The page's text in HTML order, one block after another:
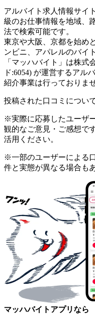
アルバイト求人情報サイ
級のお仕事情報を地域、
法で検索可能です。
東京や大阪、京都を始め
ンビニ、アパレルのバイ
「マッハバイト」は株式
ド:6054) が運営するアル
紹介事業は行っておりま
投稿された口コミについ
※実際に応募したユーザ
観的なご意見・ご感想で
活用ください。
※一部のユーザーによる
件と実態が異なる場合も
マッハバイトアプリなら